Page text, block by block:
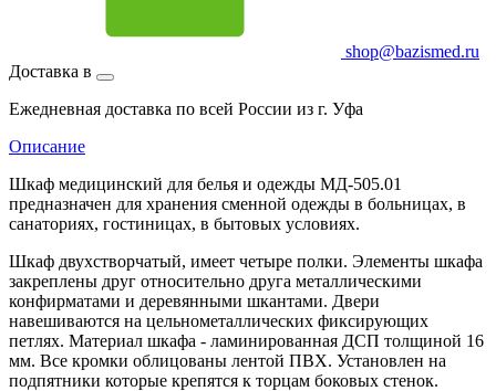
shop@bazismed.ru
Доставка в
Ежедневная доставка по всей России из г. Уфа
Описание
Шкаф медицинский для белья и одежды МД-505.01
предназначен для хранения сменной одежды в больницах, в
санаториях, гостиницах, в бытовых условиях.
Шкаф двухстворчатый, имеет четыре полки. Элементы шкафа
закреплены друг относительно друга металлическими
конфирматами и деревянными шкантами. Двери
навешиваются на цельнометаллических фиксирующих
петлях. Материал шкафа - ламинированная ДСП толщиной 16
мм. Все кромки облицованы лентой ПВХ. Установлен на
подпятники которые крепятся к торцам боковых стенок.